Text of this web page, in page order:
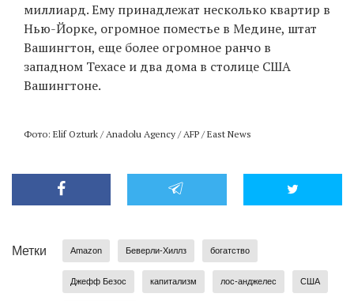
миллиард. Ему принадлежат несколько квартир в
Нью-Йорке, огромное поместье в Медине, штат
Вашингтон, еще более огромное ранчо в
западном Техасе и два дома в столице США
Вашингтоне.
Фото: Elif Ozturk / Anadolu Agency / AFP / East News
Метки Amazon Беверли-Хиллз богатство
Джефф Безос капитализм лос-анджелес США